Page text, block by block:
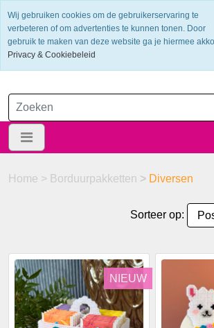
Verzendkosten €6.25 ---> NL: gratis
Home > Borduurpakketten > Diversen
Sorteer op:
NIEUW
Wij gebruiken cookies om de gebruikerservaring te
verbeteren of om advertenties te kunnen tonen. Door
gebruik te maken van deze website ga je hiermee
Privacy & Cookiebeleid